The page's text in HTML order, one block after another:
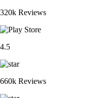
320k Reviews
4.5
660k Reviews